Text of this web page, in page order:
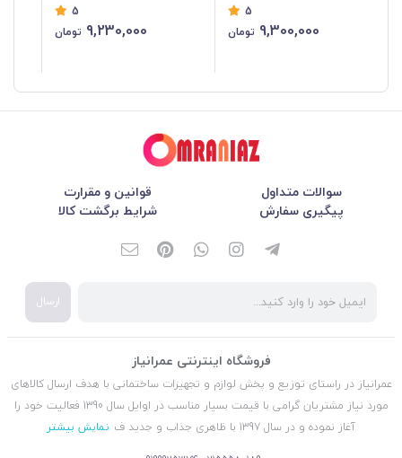
5
9,300,000 تومان
5
9,230,000 تومان
سوالات متداول
قوانین و مقرارت
پیگیری سفارش
شرایط برگشت کالا
ارسال
فروشگاه اینترنتی عمرانیاز
عمرانیاز در راستای توزیع و پخش لوازم و تجهیزات ساختمانی با هدف ارسال کالاهای
مورد نیاز مشتریان گرامی با قیمت بسیار مناسب در اوایل سال 1390 فعالیت خود را
آغاز نموده و در سال 1397 با ظاهری جذاب و جدید ف
نمایش بیشتر